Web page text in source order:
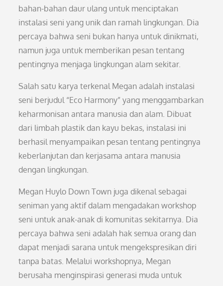
bahan-bahan daur ulang untuk menciptakan
instalasi seni yang unik dan ramah lingkungan. Dia
percaya bahwa seni bukan hanya untuk dinikmati,
namun juga untuk memberikan pesan tentang
pentingnya menjaga lingkungan alam sekitar.
Salah satu karya terkenal Megan adalah instalasi
seni berjudul “Eco Harmony” yang menggambarkan
keharmonisan antara manusia dan alam. Dibuat
dari limbah plastik dan kayu bekas, instalasi ini
berhasil menyampaikan pesan tentang pentingnya
keberlanjutan dan kerjasama antara manusia
dengan lingkungan.
Megan Huylo Down Town juga dikenal sebagai
seniman yang aktif dalam mengadakan workshop
seni untuk anak-anak di komunitas sekitarnya. Dia
percaya bahwa seni adalah hak semua orang dan
dapat menjadi sarana untuk mengekspresikan diri
tanpa batas. Melalui workshopnya, Megan
berusaha menginspirasi generasi muda untuk